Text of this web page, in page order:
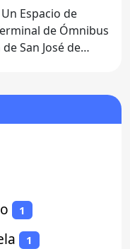
Espacio de
San José de
1
1